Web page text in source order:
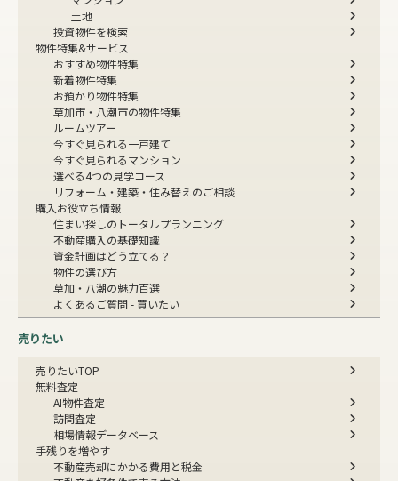
土地
投資物件を検索
物件特集&サービス
おすすめ物件特集
新着物件特集
お預かり物件特集
草加市・八潮市の物件特集
ルームツアー
今すぐ見られる一戸建て
今すぐ見られるマンション
選べる4つの見学コース
リフォーム・建築・住み替えのご相談
購入お役立ち情報
住まい探しのトータルプランニング
不動産購入の基礎知識
資金計画はどう立てる？
物件の選び方
草加・八潮の魅力百選
よくあるご質問 - 買いたい
売りたい
売りたいTOP
無料査定
AI物件査定
訪問査定
相場情報データベース
手残りを増やす
不動産売却にかかる費用と税金